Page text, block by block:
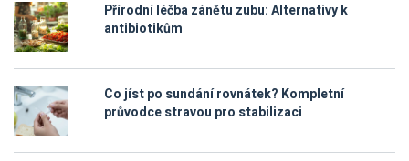
Přírodní léčba zánětu zubu: Alternativy k
antibiotikům
Co jíst po sundání rovnátek? Kompletní
průvodce stravou pro stabilizaci